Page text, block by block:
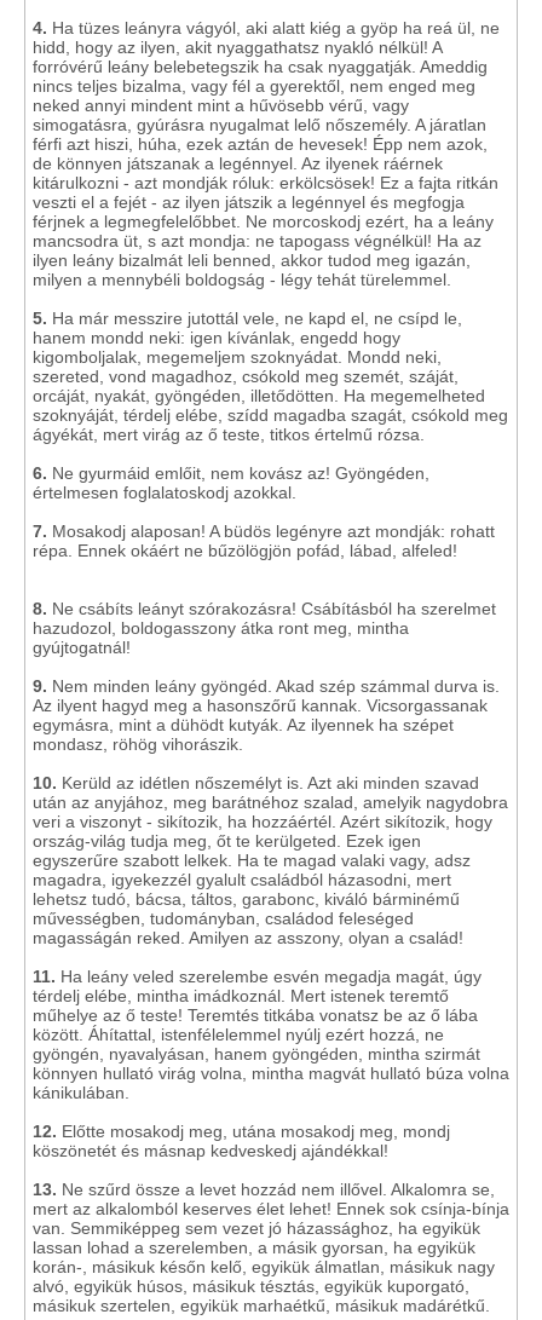
4. Ha tüzes leányra vágyól, aki alatt kiég a gyöp ha reá ül, ne
hidd, hogy az ilyen, akit nyaggathatsz nyakló nélkül! A
forróvérű leány belebetegszik ha csak nyaggatják. Ameddig
nincs teljes bizalma, vagy fél a gyerektől, nem enged meg
neked annyi mindent mint a hűvösebb vérű, vagy
simogatásra, gyúrásra nyugalmat lelő nőszemély. A járatlan
férfi azt hiszi, húha, ezek aztán de hevesek! Épp nem azok,
de könnyen játszanak a legénnyel. Az ilyenek ráérnek
kitárulkozni - azt mondják róluk: erkölcsösek! Ez a fajta ritkán
veszti el a fejét - az ilyen játszik a legénnyel és megfogja
férjnek a legmegfelelőbbet. Ne morcoskodj ezért, ha a leány
mancsodra üt, s azt mondja: ne tapogass végnélkül! Ha az
ilyen leány bizalmát leli benned, akkor tudod meg igazán,
milyen a mennybéli boldogság - légy tehát türelemmel.
5. Ha már messzire jutottál vele, ne kapd el, ne csípd le,
hanem mondd neki: igen kívánlak, engedd hogy
kigomboljalak, megemeljem szoknyádat. Mondd neki,
szereted, vond magadhoz, csókold meg szemét, száját,
orcáját, nyakát, gyöngéden, illetődötten. Ha megemelheted
szoknyáját, térdelj elébe, szídd magadba szagát, csókold meg
ágyékát, mert virág az ő teste, titkos értelmű rózsa.
6. Ne gyurmáid emlőit, nem kovász az! Gyöngéden,
értelmesen foglalatoskodj azokkal.
7. Mosakodj alaposan! A büdös legényre azt mondják: rohatt
répa. Ennek okáért ne bűzölögjön pofád, lábad, alfeled!
8. Ne csábíts leányt szórakozásra! Csábításból ha szerelmet
hazudozol, boldogasszony átka ront meg, mintha
gyújtogatnál!
9. Nem minden leány gyöngéd. Akad szép számmal durva is.
Az ilyent hagyd meg a hasonszőrű kannak. Vicsorgassanak
egymásra, mint a dühödt kutyák. Az ilyennek ha szépet
mondasz, röhög vihorászik.
10. Kerüld az idétlen nőszemélyt is. Azt aki minden szavad
után az anyjához, meg barátnéhoz szalad, amelyik nagydobra
veri a viszonyt - sikítozik, ha hozzáértél. Azért sikítozik, hogy
ország-világ tudja meg, őt te kerülgeted. Ezek igen
egyszerűre szabott lelkek. Ha te magad valaki vagy, adsz
magadra, igyekezzél gyalult családból házasodni, mert
lehetsz tudó, bácsa, táltos, garabonc, kiváló bárminémű
művességben, tudományban, családod feleséged
magasságán reked. Amilyen az asszony, olyan a család!
11. Ha leány veled szerelembe esvén megadja magát, úgy
térdelj elébe, mintha imádkoznál. Mert istenek teremtő
műhelye az ő teste! Teremtés titkába vonatsz be az ő lába
között. Áhítattal, istenfélelemmel nyúlj ezért hozzá, ne
gyöngén, nyavalyásan, hanem gyöngéden, mintha szirmát
könnyen hullató virág volna, mintha magvát hullató búza volna
kánikulában.
12. Előtte mosakodj meg, utána mosakodj meg, mondj
köszönetét és másnap kedveskedj ajándékkal!
13. Ne szűrd össze a levet hozzád nem illővel. Alkalomra se,
mert az alkalomból keserves élet lehet! Ennek sok csínja-bínja
van. Semmiképpeg sem vezet jó házassághoz, ha egyikük
lassan lohad a szerelemben, a másik gyorsan, ha egyikük
korán-, másikuk későn kelő, egyikük álmatlan, másikuk nagy
alvó, egyikük húsos, másikuk tésztás, egyikük kuporgató,
másikuk szertelen, egyikük marhaétkű, másikuk madárétkű.